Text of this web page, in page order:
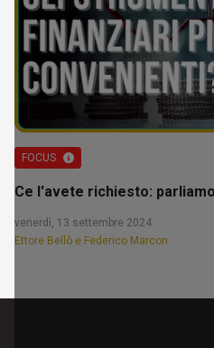
FOCUS
Ce l'avete richiesto:
venerdì, 13 settembre 2024
Ettore Bellò e Federico Marcon